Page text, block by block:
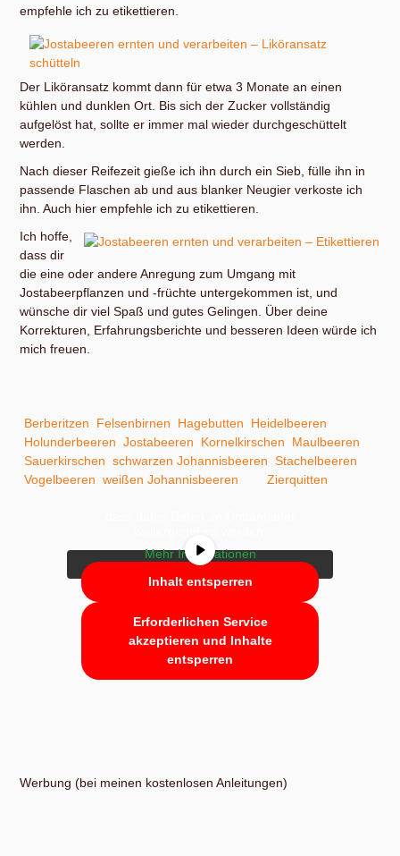
empfehle ich zu etikettieren.
Der Liköransatz kommt dann für etwa 3 Monate an einen
kühlen und dunklen Ort. Bis sich der Zucker vollständig
aufgelöst hat, sollte er immer mal wieder durchgeschüttelt
werden.
Nach dieser Reifezeit gieße ich ihn durch ein Sieb, fülle ihn in
passende Flaschen ab und aus blanker Neugier verkoste ich
ihn. Auch hier empfehle ich zu etikettieren.
Ich hoffe,
dass dir
die eine oder andere Anregung zum Umgang mit
Jostabeerpflanzen und -früchte untergekommen ist, und
wünsche dir viel Spaß und gutes Gelingen. Über deine
Korrekturen, Erfahrungsberichte und besseren Ideen würde ich
mich freuen.
Berberitzen
Felsenbirnen Hagebutten Heidelbeeren
Holunderbeeren ,Jostabeeren Kornelkirschen Maulbeeren
Sauerkirschen ,schwarzen Johannisbeeren ,Stachelbeeren
Vogelbeeren ,weißen Johannisbeeren undZierquitten
Sie sehen gerade einen Platzhalterinhalt
Inhalt zuzugreifen, klicken Sie auf die
Mehr Informationen
Inhalt entsperren
Erforderlichen Service
akzeptieren und Inhalte
entsperren
Werbung (bei meinen kostenlosen Anleitungen)